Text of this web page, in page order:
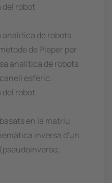
del robot
de robots
de Pieper per
analítica de robots
esfèric.
del robot
en la matriu
inversa d'un